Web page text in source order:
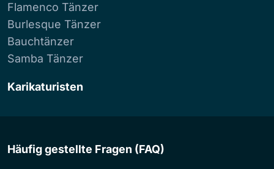
Flamenco Tänzer
Burlesque Tänzer
Bauchtänzer
Samba Tänzer
Karikaturisten
Häufig gestellte Fragen (FAQ)